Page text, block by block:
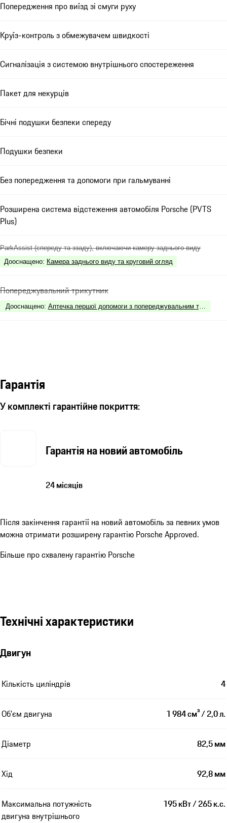
Попередження про виїзд зі смуги руху
Круїз-контроль з обмежувачем швидкості
Сигналізація з системою внутрішнього спостереження
Пакет для некурців
Бічні подушки безпеки спереду
Подушки безпеки
Без попередження та допомоги при гальмуванні
Розширена система відстеження автомобіля Porsche (PVTS
Plus)
ParkAssist (спереду та ззаду), включаючи камеру заднього виду
Дооснащено: Камера заднього виду та круговий огляд
Попереджувальний трикутник
Дооснащено: Аптечка першої допомоги з попереджувальним
Гарантія
У комплекті гарантійне покриття:
Гарантія на новий автомобіль
24 місяців
Після закінчення гарантії на новий автомобіль за певних умов
можна отримати розширену гарантію Porsche Approved.
Більше про схвалену гарантію Porsche
Технічні характеристики
Двигун
Кількість циліндрів 4
Об'єм двигуна 1 984 см³ / 2,0 л.
Діаметр 82,5 мм
Хід 92,8 мм
Максимальна потужність
двигуна внутрішнього
195 кВт / 265 к.с.